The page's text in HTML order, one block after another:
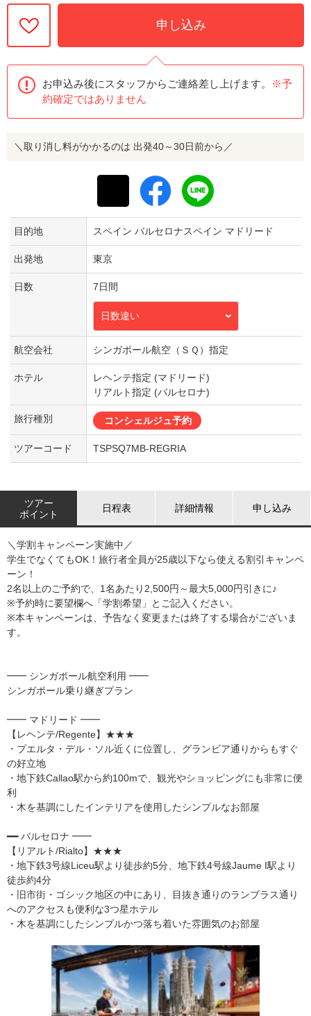
申し込み
お申込み後にスタッフからご連絡差し上げます。
※予
約確定ではありません
＼取り消し料がかかるのは 出発40～30日前から／
目的地 スペイン バルセロナスペイン マドリード
出発地 東京
日数 7日間
日数違い
航空会社 シンガポール航空（ＳＱ）指定
ホテル
レヘンテ指定 (マドリード)
リアルト指定 (バルセロナ)
旅行種別 コンシェルジュ予約
ツアーコード TSPSQ7MB-REGRIA
ツアー
ポイント
日程表 詳細情報 申し込み
＼学割キャンペーン実施中／
学生でなくてもOK！旅行者全員が25歳以下なら使える割引キャンペ
ーン！
2名以上のご予約で、1名あたり2,500円～最大5,000円引きに♪
※予約時に要望欄へ「学割希望」とご記入ください。
※本キャンペーンは、予告なく変更または終了する場合がございま
す。
━━ シンガポール航空利用 ━━
シンガポール乗り継ぎプラン
━━ マドリード ━━
【レヘンテ/Regente】★★★
・プエルタ・デル・ソル近くに位置し、グランビア通りからもすぐ
の好立地
・地下鉄Callao駅から約100mで、観光やショッピングにも非常に便
利
・木を基調にしたインテリアを使用したシンプルなお部屋
━━ バルセロナ ━━
【リアルト/Rialto】★★★
・地下鉄3号線Liceu駅より徒歩約5分、地下鉄4号線Jaume I駅より
徒歩約4分
・旧市街・ゴシック地区の中にあり、目抜き通りのランブラス通り
へのアクセスも便利な3つ星ホテル
・木を基調にしたシンプルかつ落ち着いた雰囲気のお部屋